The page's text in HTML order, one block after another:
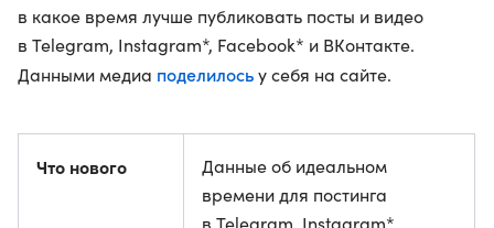
в какое время лучше публиковать посты и видео
в Telegram, Instagram*, Facebook* и ВКонтакте.
Данными медиа поделилосьу себя на сайте.
Что нового
Данные об идеальном
времени для постинга
в Telegram, Instagram*,